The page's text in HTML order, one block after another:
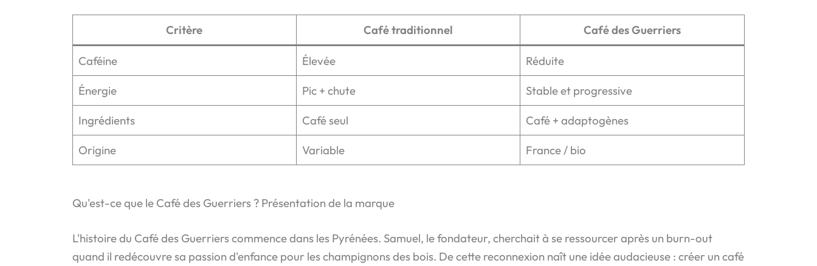
Critère Café traditionnel Café des Guerriers
Caféine Élevée Réduite
Énergie Pic + chute Stable et progressive
Ingrédients Café seul Café + adaptogènes
Origine Variable France / bio
Qu'est-ce que le Café des Guerriers ? Présentation de la marque
L'histoire du Café des Guerriers commence dans les Pyrénées. Samuel, le fondateur, cherchait à se ressourcer après un burn-out
quand il redécouvre sa passion d'enfance pour les champignons des bois. De cette reconnexion naît une idée audacieuse : créer un café